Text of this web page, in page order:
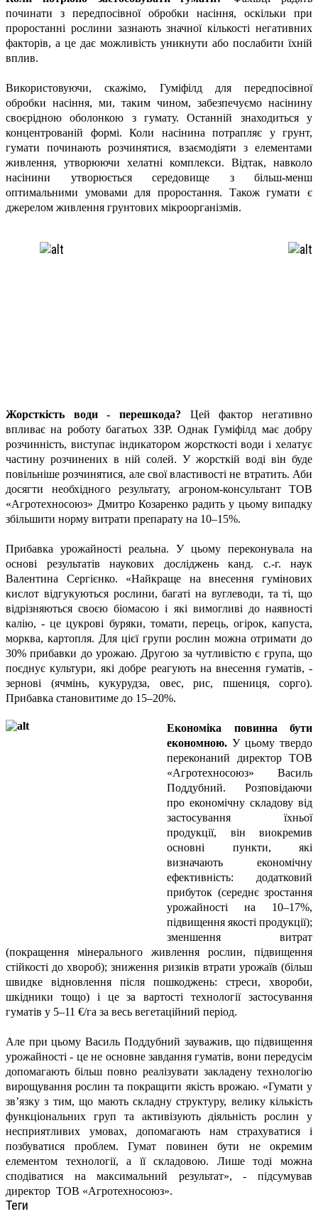
починати з передпосівної обробки насіння, оскільки при
проростанні рослини зазнають значної кількості негативних
факторів, а це дає можливість уникнути або послабити їхній
вплив.
Використовуючи, скажімо, Гуміфілд для передпосівної
обробки насіння, ми, таким чином, забезпечуємо насінину
своєрідною оболонкою з гумату. Останній знаходиться у
концентрованій формі. Коли насінина потрапляє у грунт,
гумати починають розчинятися, взаємодіяти з елементами
живлення, утворюючи хелатні комплекси. Відтак, навколо
насінини утворюється середовище з більш-менш
оптимальними умовами для проростання. Також гумати є
джерелом живлення грунтових мікроорганізмів.
Жорсткість води - перешкода? Цей фактор негативно
впливає на роботу багатьох ЗЗР. Однак Гуміфілд має добру
розчинність, виступає індикатором жорсткості води і хелатує
частину розчинених в ній солей. У жорсткій воді він буде
повільніше розчинятися, але свої властивості не втратить. Аби
досягти необхідного результату, агроном-консультант ТОВ
«Агротехносоюз» Дмитро Козаренко радить у цьому випадку
збільшити норму витрати препарату на 10–15%.
Прибавка урожайності реальна. У цьому переконувала на
основі результатів наукових досліджень канд. с.-г. наук
Валентина Сергієнко. «Найкраще на внесення гумінових
кислот відгукуються рослини, багаті на вуглеводи, та ті, що
відрізняються своєю біомасою і які вимогливі до наявності
калію, - це цукрові буряки, томати, перець, огірок, капуста,
морква, картопля. Для цієї групи рослин можна отримати до
30% прибавки до урожаю. Другою за чутливістю є група, що
поєднує культури, які добре реагують на внесення гуматів, -
зернові (ячмінь, кукурудза, овес, рис, пшениця, сорго).
Прибавка становитиме до 15–20%.
Економіка повинна бути
економною. У цьому твердо
переконаний директор ТОВ
«Агротехносоюз» Василь
Поддубний. Розповідаючи
про економічну складову від
застосування їхньої
продукції, він виокремив
основні пункти, які
визначають економічну
ефективність: додатковий
прибуток (середнє зростання
урожайності на 10–17%,
підвищення якості продукції);
зменшення витрат
(покращення мінерального живлення рослин, підвищення
стійкості до хвороб); зниження ризиків втрати урожаїв (більш
швидке відновлення після пошкоджень: стреси, хвороби,
шкідники тощо) і це за вартості технології застосування
гуматів у 5–11 €/га за весь вегетаційний період.
Але при цьому Василь Поддубний зауважив, що підвищення
урожайності - це не основне завдання гуматів, вони передусім
допомагають більш повно реалізувати закладену технологію
вирощування рослин та покращити якість врожаю. «Гумати у
зв’язку з тим, що мають складну структуру, велику кількість
функціональних груп та активізують діяльність рослин у
несприятливих умовах, допомагають нам страхуватися і
позбуватися проблем. Гумат повинен бути не окремим
елементом технології, а її складовою. Лише тоді можна
сподіватися на максимальний результат», - підсумував
директор ТОВ «Агротехносоюз».
Теги